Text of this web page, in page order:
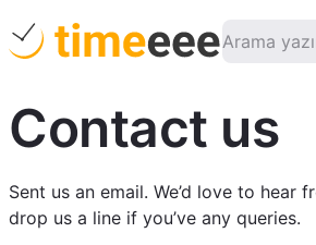
Contact us
Sent us an email. We’d love to hear
drop us a line if you’ve any queries.